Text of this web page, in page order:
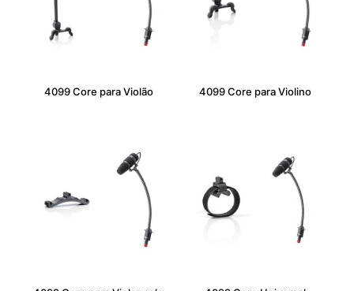
4099 Core para Violão 4099 Core para Violino